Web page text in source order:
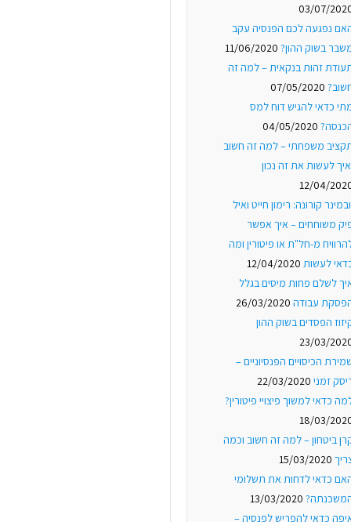
03/07/
נפגעה לכם הפנסיה עקב
בשוק ההון? 11/06/2020
זהות בנקאית – למה זה
07/05/2020
כדאי להגיש דוח למס
04/05/2020
משפחתי – למה זה חשוב
לעשות את זה נכון
12/04/
קורונה: רימון חייט ואיל
משוחחים – איך אפשר
מ-חל"ת או פיטורין ומה
לעשות 12/04/2020
לשלם פחות מיסים בגלל
עבודה 26/03/2020
הפסדים בשוק ההון
23/03/
הכיסויים הפנסיוניים –
זמני 22/03/2020
כדאי למשוך פיצויי פיטורין?
18/03/
ביטחון – למה זה חשוב וכמה
15/03/2020
כדאי לדחות את תשלומי
13/03/2020
כדאי להפריש לפנסיה –